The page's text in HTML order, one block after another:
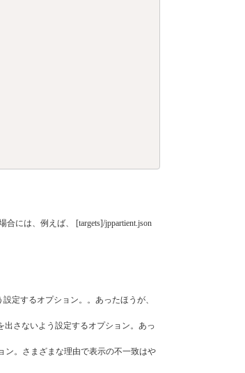
には、例えば、 [targets]/jppartient.json
定するオプション。。あったほうが、
出さないよう設定するオプション。あっ
ン。さまざまな理由で表示の不一致はや